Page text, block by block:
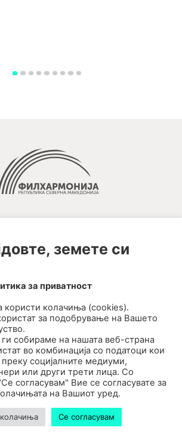
Filharmonija
земете си
за приватност
користи колачиња (cookies).
за подобрување на Вашето
собираме на нашата веб-страна
во комбинација со податоци кои
социјалните медиуми,
или други трети лица. Со
согласувам" Вие се согласувате за
на Вашиот уред.
Се согласувам